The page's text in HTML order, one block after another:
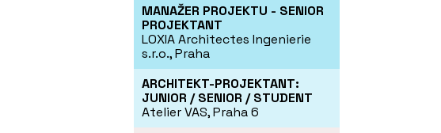
MANAŽER PROJEKTU - SENIOR
PROJEKTANT
LOXIA Architectes Ingenierie
s.r.o., Praha
ARCHITEKT-PROJEKTANT:
JUNIOR / SENIOR / STUDENT
Atelier VAS, Praha 6